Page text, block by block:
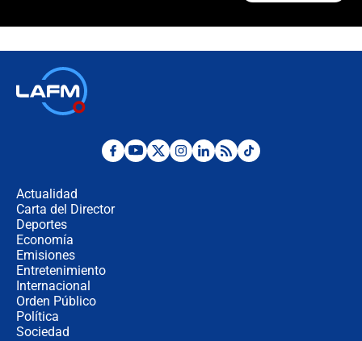
Posesión de Abelardo De La Espriella
Actualidad
Carta del Director
Deportes
Economía
Emisiones
Entretenimiento
Internacional
Orden Público
Política
Sociedad